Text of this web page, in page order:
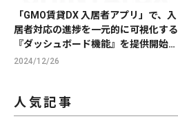
「GMO賃貸DX 入居者アプリ」で、入
居者対応の進捗を一元的に可視化する
『ダッシュボード機能』を提供開始
【GMO ReTech】
2024/12/26
人気記事